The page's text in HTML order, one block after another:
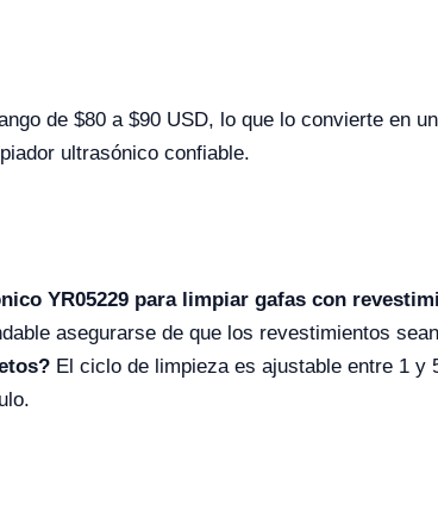
de $80 a $90 USD, lo que lo convierte en
ultrasónico confiable.
YR05229 para limpiar gafas con
asegurarse de que los revestimientos
El ciclo de limpieza es ajustable entre 1 y